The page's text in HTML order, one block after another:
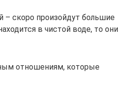
скоро произойдут большие
в чистой воде, то они
отношениям, которые